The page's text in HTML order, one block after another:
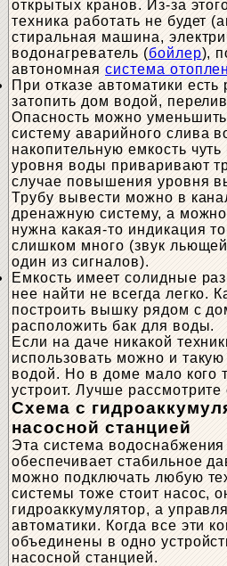
открытых кранов. Из-за
техника работать не будет
стиральная машина,
водонагреватель (бойлер),
автономная система
При отказе автоматики есть
затопить дом водой,
Опасность можно
систему аварийного слива
накопительную емкость
уровня воды приваривают
случае повышения уровня
Трубу вывести можно в
дренажную систему, а
нужна какая-то индикация
слишком много (звук
один из сигналов).
Емкость имеет солидные
нее найти не всегда легко.
построить вышку рядом с
расположить бак для воды.
Если на даче никакой
использовать можно и
водой. Но в доме мало кого
устроит. Лучше
Схема с
насосной станцией
Эта система водоснабжения
обеспечивает стабильное
можно подключать любую
системы тоже стоит насос,
гидроаккумулятор, а
автоматики. Когда все эти
объединены в одно
насосной станцией.